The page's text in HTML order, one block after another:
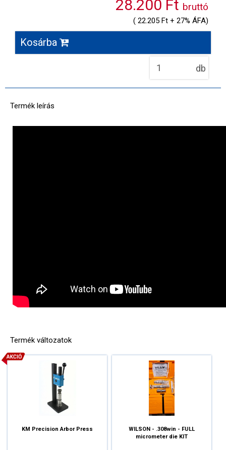
28.200 Ft bruttó
( 22.205 Ft + 27% ÁFA)
Kosárba
db
Termék leírás
Termék változatok
KM Precision Arbor Press
WILSON - .308win - FULL
micrometer die KIT